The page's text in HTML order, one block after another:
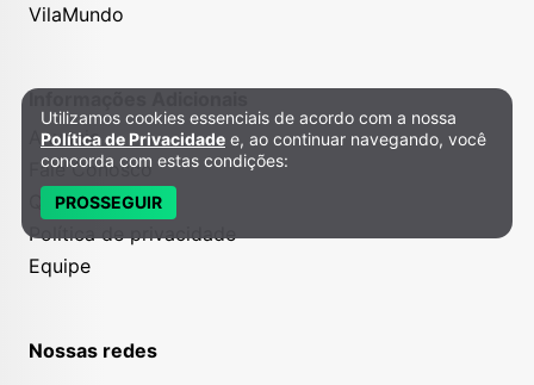
VilaMundo
Informações Adicionais
Anuncie
Fale Conosco
Quem somos
Política de privacidade
Equipe
Nossas redes
Política de Privacidade e Cookies
Utilizamos cookies essenciais de acordo com a nossa
Política de Privacidade e, ao continuar navegando, você
concorda com estas condições:
PROSSEGUIR